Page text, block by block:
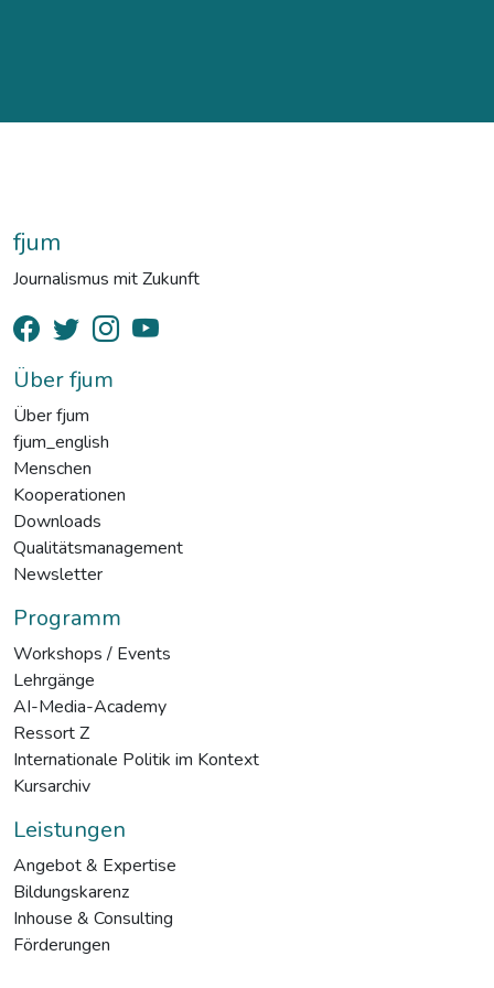
fjum
Journalismus mit Zukunft
Über fjum
Über fjum
fjum_english
Menschen
Kooperationen
Downloads
Qualitätsmanagement
Newsletter
Programm
Workshops / Events
Lehrgänge
AI-Media-Academy
Ressort Z
Internationale Politik im Kontext
Kursarchiv
Leistungen
Angebot & Expertise
Bildungskarenz
Inhouse & Consulting
Förderungen